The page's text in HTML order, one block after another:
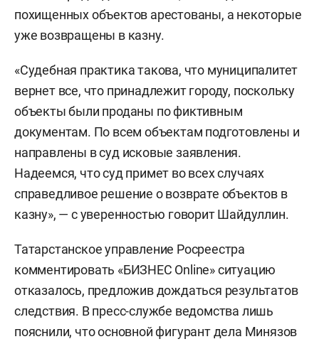
похищенных объектов арестованы, а некоторые
уже возвращены в казну.
«Судебная практика такова, что муниципалитет
вернет все, что принадлежит городу, поскольку
объекты были проданы по фиктивным
документам. По всем объектам подготовлены и
направлены в суд исковые заявления.
Надеемся, что суд примет во всех случаях
справедливое решение о возврате объектов в
казну», — с уверенностью говорит Шайдуллин.
Татарстанское управление Росреестра
комментировать «БИЗНЕС Online» ситуацию
отказалось, предложив дождаться результатов
следствия. В пресс-службе ведомства лишь
пояснили, что основной фигурант дела Минязов